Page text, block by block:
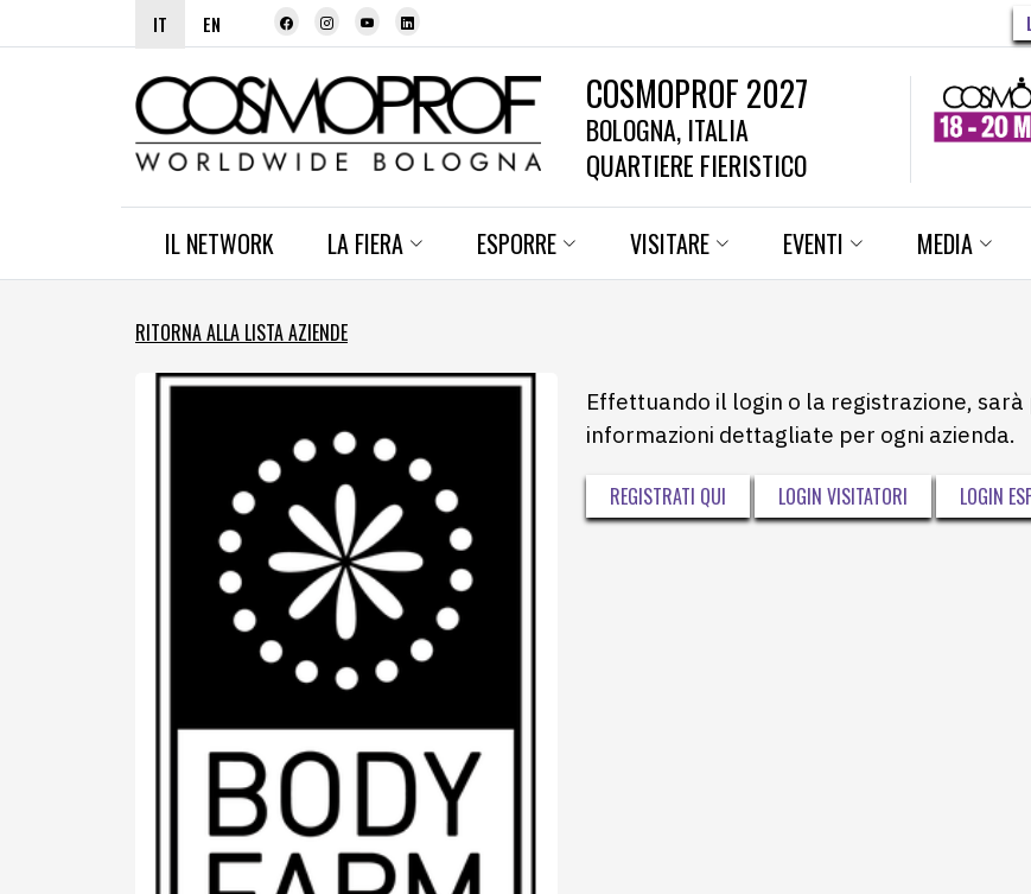
IT EN
COSMOPROF 2027
BOLOGNA, ITALIA
QUARTIERE FIERISTICO
IL NETWORK LA FIERA ESPORRE VISITARE EVENTI MEDIA
RITORNA ALLA LISTA AZIENDE
Effettuando il login o la registrazione,
informazioni dettagliate per ogni azienda.
REGISTRATI QUI LOGIN VISITATORI LOGIN